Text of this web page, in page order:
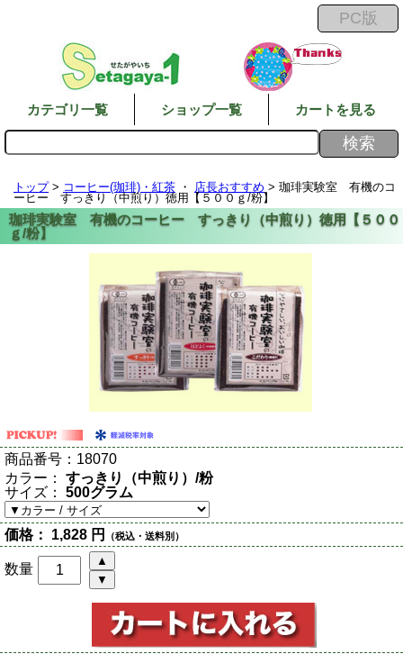
カテゴリ一覧 ショップ一覧 カートを見る
トップ> コーヒー(珈琲)・紅茶 ・ 店長おすすめ > 珈琲実験室 有機のコ
ーヒー すっきり（中煎り）徳用【５００ｇ/粉】
商品番号： 18070
カラー：
すっきり（中煎り）/粉
サイズ：
500グラム
価格： 1,828 円 （税込・送料別）
数量